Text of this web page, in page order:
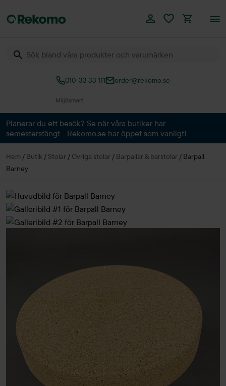
010-33 33 111 order@rekomo.se
Över 60.000 produkter
Planerar du ett besök? Se när våra butiker har
semesterstängt - Rekomo.se har öppet som vanligt!
Hem / Butik / Stolar / Övriga stolar / Barpallar & barstolar / Barpall
Barney